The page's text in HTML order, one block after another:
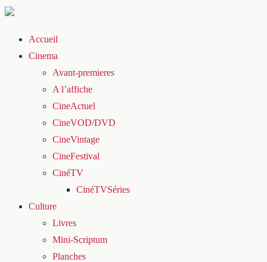
Accueil
Cinema
Avant-premieres
A l’affiche
CineActuel
CineVOD/DVD
CineVintage
CineFestival
CinéTV
CinéTVSéries
Culture
Livres
Mini-Scriptum
Planches